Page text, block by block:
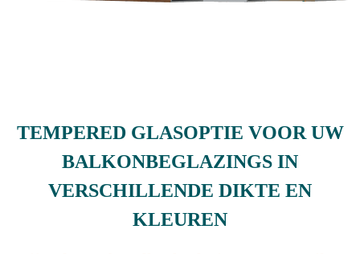
TEMPERED GLASOPTIE VOOR UW
BALKONBEGLAZINGS IN
VERSCHILLENDE DIKTE EN
KLEUREN